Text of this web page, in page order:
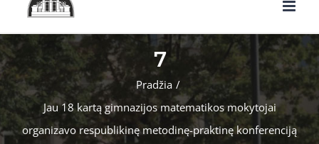
7
Pradžia /
Jau 18 kartą gimnazijos matematikos mokytojai
organizavo respublikinę metodinę-praktinę konferenciją